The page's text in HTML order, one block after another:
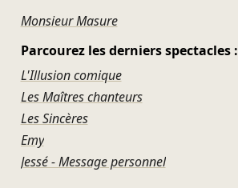
Monsieur Masure
Parcourez les derniers spectacles :
L'Illusion comique
Les Maîtres chanteurs
Les Sincères
Emy
Jessé - Message personnel